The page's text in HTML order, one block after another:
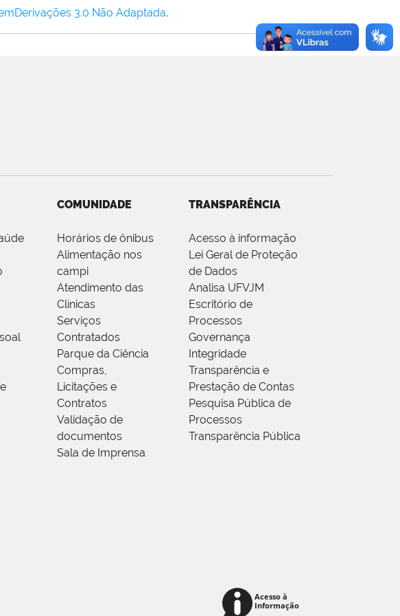
3.0 Não Adaptada.
COMUNIDADE
Horários de ônibus
Alimentação nos
campi
Atendimento das
Clínicas
Serviços
Contratados
Parque da Ciência
Compras,
Licitações e
Contratos
Validação de
documentos
Sala de Imprensa
TRANSPARÊNCIA
Acesso à informação
Lei Geral de Proteção
de Dados
Analisa UFVJM
Escritório de
Processos
Governança
Integridade
Transparência e
Prestação de Contas
Pesquisa Pública de
Processos
Transparência Pública